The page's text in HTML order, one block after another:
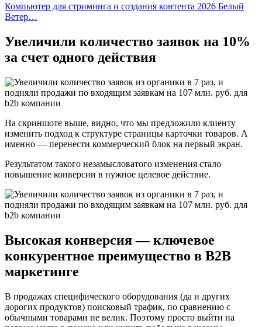
Компьютер для стриминга и создания контента 2026 Белый
Ветер…
Увеличили количество заявок на 10%
за счет одного действия
На скриншоте выше, видно, что мы предложили клиенту
изменить подход к структуре страницы карточки товаров. А
именно — перенести коммерческий блок на первый экран.
Результатом такого незамысловатого изменения стало
повышение конверсии в нужное целевое действие.
Высокая конверсия — ключевое
конкурентное преимущество в B2B
маркетинге
В продажах специфического оборудования (да и других
дорогих продуктов) поисковый трафик, по сравнению с
обычными товарами не велик. Поэтому просто выйти на